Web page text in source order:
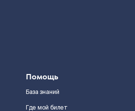
Помощь
База знаний
Где мой билет